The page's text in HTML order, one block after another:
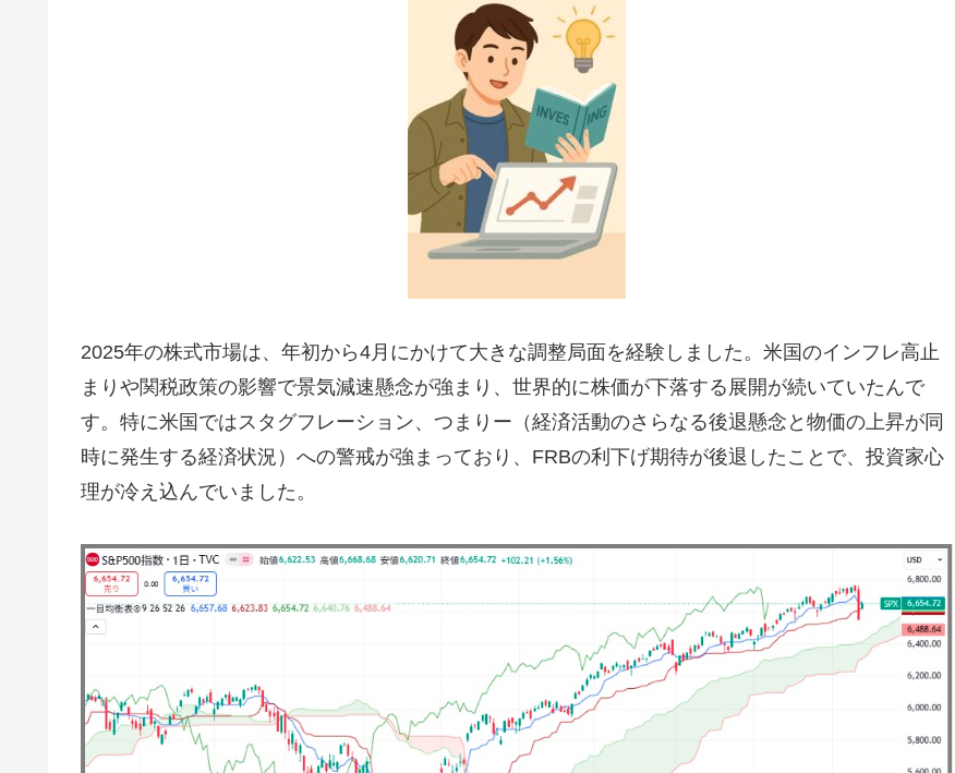
2025年の株式市場は、年初から4月にかけて大きな調整局面を経験しました。米国のインフレ高止
まりや関税政策の影響で景気減速懸念が強まり、世界的に株価が下落する展開が続いていたんで
す。特に米国ではスタグフレーション、つまりー（経済活動のさらなる後退懸念と物価の上昇が同
時に発生する経済状況 ）への警戒が強まっており、FRBの利下げ期待が後退したことで、投資家心
理が冷え込んでいました。